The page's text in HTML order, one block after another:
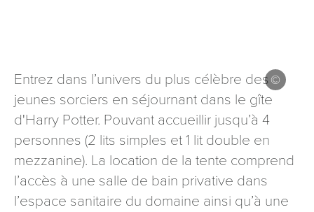
Entrez dans l’univers du plus célèbre des
jeunes sorciers en séjournant dans le gîte
d'Harry Potter. Pouvant accueillir jusqu’à 4
personnes (2 lits simples et 1 lit double en
mezzanine). La location de la tente comprend
l’accès à une salle de bain privative dans
l’espace sanitaire du domaine ainsi qu’à une
nécessaires au traitement de votre demande (sauf
mention contraire). Vous disposez d’un droit d’accès, de
rectification et d’opposition aux données vous concernant,
que vous pouvez exercer en adressant une demande par
courriel à tourisme@departement54.fr ou par courrier
signé accompagné de la copie d’un titre d’identité à
l’adresse suivante : Meurthe & Moselle Tourisme - 48
esplanade Jacques-Baudot CO 90019 54035 NANCY
cedex